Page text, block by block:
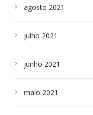
agosto 2021
julho 2021
junho 2021
maio 2021